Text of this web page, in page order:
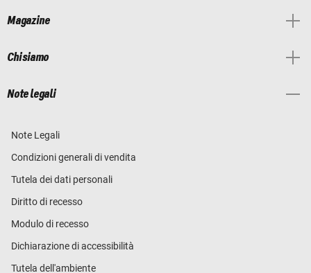
Magazine
Chi siamo
Note legali
Note Legali
Condizioni generali di vendita
Tutela dei dati personali
Diritto di recesso
Modulo di recesso
Dichiarazione di accessibilità
Tutela dell'ambiente